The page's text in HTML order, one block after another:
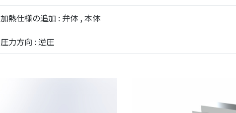
加熱仕様の追加 : 弁体 , 本体
圧力方向 : 逆圧